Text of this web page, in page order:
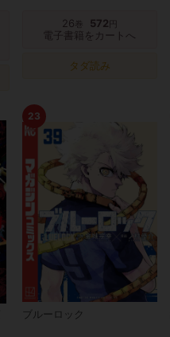
26 巻 572 円
電子書籍をカートへ
タダ読み
23
ブルーロック